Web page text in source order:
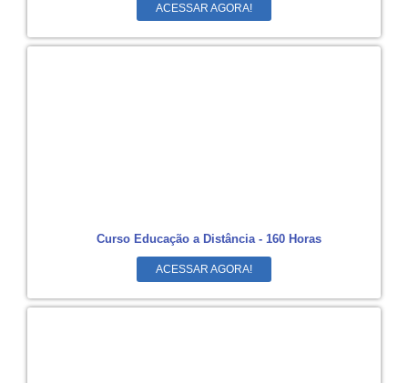
ACESSAR AGORA!
Curso Educação a Distância - 160 Horas
ACESSAR AGORA!